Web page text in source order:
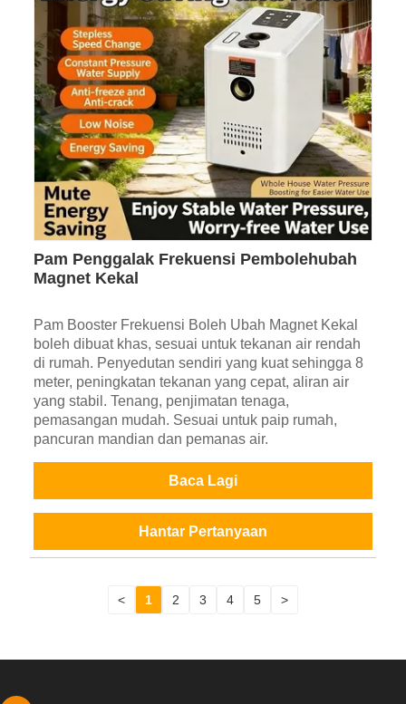
Pam Penggalak Frekuensi Pembolehubah
Magnet Kekal
Pam Booster Frekuensi Boleh Ubah Magnet Kekal
boleh dibuat khas, sesuai untuk tekanan air rendah
di rumah. Penyedutan sendiri yang kuat sehingga 8
meter, peningkatan tekanan yang cepat, aliran air
yang stabil. Tenang, penjimatan tenaga,
pemasangan mudah. Sesuai untuk paip rumah,
pancuran mandian dan pemanas air.
Baca Lagi
Hantar Pertanyaan
< 1 2 3 4 5 >